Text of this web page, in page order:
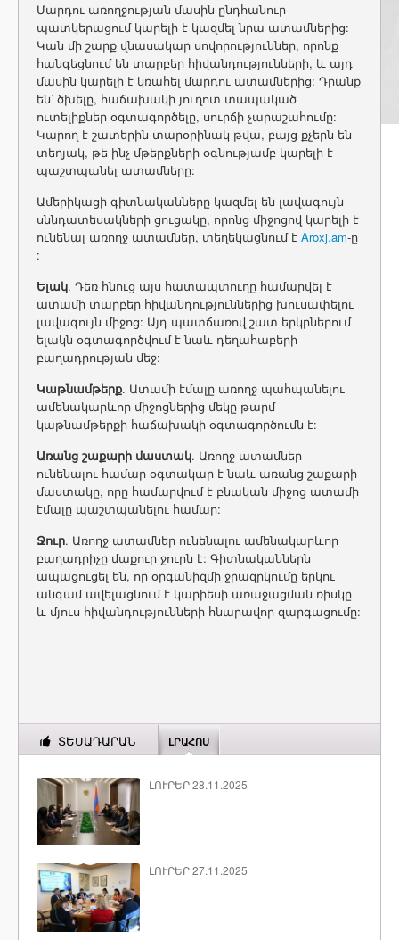
Մարդու առողջության մասին ընդհանուր
պատկերացում կարելի է կազմել նրա ատամներից:
Կան մի շարք վնասակար սովորություններ, որոնք
հանգեցնում են տարբեր հիվանդությունների, և այդ
մասին կարելի է կռահել մարդու ատամներից: Դրանք
են՝ ծխելը, հաճախակի յուղոտ տապակած
ուտելիքներ օգտագործելը, սուրճի չարաշահումը:
Կարող է շատերին տարօրինակ թվա, բայց քչերն են
տեղյակ, թե ինչ մթերքների օգնությամբ կարելի է
պաշտպանել ատամները:
Ամերիկացի գիտնականները կազմել են լավագույն
սննդատեսակների ցուցակը, որոնց միջոցով կարելի է
ունենալ առողջ ատամներ, տեղեկացնում է Aroxj.am-ը
:
Ելակ. Դեռ հնուց այս հատապտուղը համարվել է
ատամի տարբեր հիվանդություններից խուսափելու
լավագույն միջոց: Այդ պատճառով շատ երկրներում
ելակն օգտագործվում է նաև դեղահաբերի
բաղադրության մեջ:
Կաթնամթերք. Ատամի էմալը առողջ պահպանելու
ամենակարևոր միջոցներից մեկը թարմ
կաթնամթերքի հաճախակի օգտագործումն է:
Առանց շաքարի մաստակ. Առողջ ատամներ
ունենալու համար օգտակար է նաև առանց շաքարի
մաստակը, որը համարվում է բնական միջոց ատամի
էմալը պաշտպանելու համար:
Ջուր. Առողջ ատամներ ունենալու ամենակարևոր
բաղադրիչը մաքուր ջուրն է: Գիտնականներն
ապացուցել են, որ օրգանիզմի ջրազրկումը երկու
անգամ ավելացնում է կարիեսի առաջացման ռիսկը
և մյուս հիվանդությունների հնարավոր զարգացումը:
ՏԵՍԱԴԱՐԱՆ ԼՐԱՀՈՍ
ԼՈՒՐԵՐ 28.11.2025
ԼՈՒՐԵՐ 27.11.2025